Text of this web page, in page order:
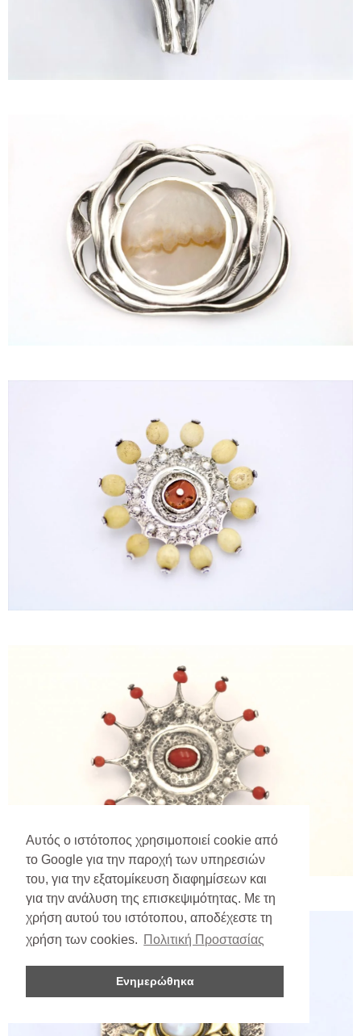
Αυτός ο ιστότοπος χρησιμοποιεί cookie από
το Google για την παροχή των υπηρεσιών
του, για την εξατομίκευση διαφημίσεων και
για την ανάλυση της επισκεψιμότητας. Με τη
χρήση αυτού του ιστότοπου, αποδέχεστε τη
χρήση των cookies. Πολιτική Προστασίας
Ενημερώθηκα